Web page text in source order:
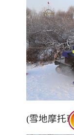
(雪地摩托